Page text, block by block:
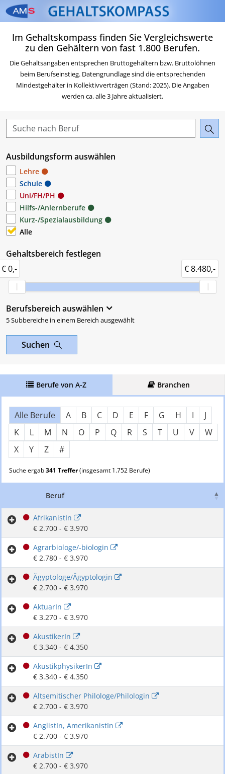
Zum Inhalt springen
Zum Navigationsmenü
Zur Suche springen
Zur Footer springen
Zum Das Portal des AMS
Beruf & Karriere springen
Im Gehaltskompass finden Sie Vergleichswerte
zu den Gehältern von fast 1.800 Berufen.
Die Gehaltsangaben entsprechen Bruttogehältern bzw. Bruttolöhnen
beim Berufseinstieg. Datengrundlage sind die entsprechenden
Mindestgehälter in Kollektivverträgen (Stand: 2025). Die Angaben
werden ca. alle 3 Jahre aktualisiert.
Ausbildungsform auswählen
Lehre
Schule
Uni/FH/PH
Hilfs-/Anlernberufe
Kurz-/Spezialausbildung
Alle
Gehaltsbereich festlegen
€ 0,-
€ 8.480,-
Berufsbereich auswählen
5 Subbereiche in einem Bereich ausgewählt
Suchen
Berufe von A-Z Branchen
Über Buchstaben springen Nach Anfangsbuchstaben filtern
Alle Berufe A B C D E F G H I
J
K
L M N O P Q R S T U V
W
X
Y Z #
Suche ergab341 Treffer(insgesamt 1.752 Berufe)
Beruf
AfrikanistIn
€ 2.700 - € 3.970
Agrarbiologe/-biologin
€ 2.780 - € 3.970
Ägyptologe/Ägyptologin
€ 2.700 - € 3.970
AktuarIn
€ 3.270 - € 3.970
AkustikerIn
€ 3.340 - € 4.350
AkustikphysikerIn
€ 3.340 - € 4.350
Altsemitischer Philologe/Philologin
€ 2.700 - € 3.970
AnglistIn, AmerikanistIn
€ 2.700 - € 3.970
ArabistIn
€ 2.700 - € 3.970